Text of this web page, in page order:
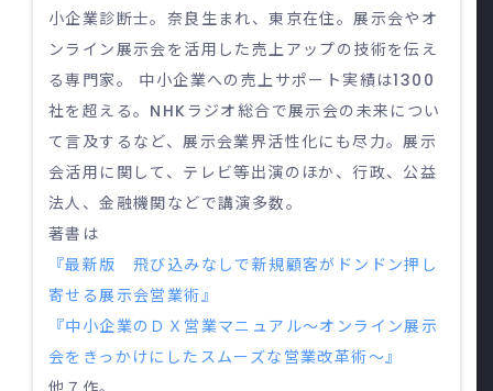
小企業診断士。奈良生まれ、東京在住。展示会やオ
ンライン展示会を活用した売上アップの技術を伝え
る専門家。 中小企業への売上サポート実績は1300
社を超える。NHKラジオ総合で展示会の未来につい
て言及するなど、展示会業界活性化にも尽力。展示
会活用に関して、テレビ等出演のほか、行政、公益
法人、金融機関などで講演多数。
著書は
『最新版 飛び込みなしで新規顧客がドンドン押し
寄せる展示会営業術』
『中小企業のＤＸ営業マニュアル～オンライン展示
会をきっかけにしたスムーズな営業改革術～』